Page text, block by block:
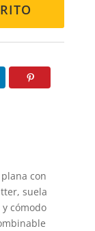
con
suela
cómodo